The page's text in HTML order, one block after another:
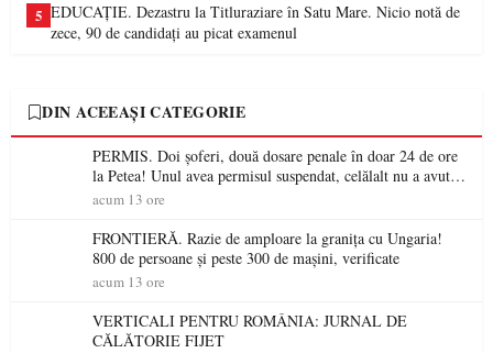
5 EDUCAȚIE. Dezastru la Titluraziare în Satu Mare. Nicio notă de
zece, 90 de candidați au picat examenul
DIN ACEEAȘI CATEGORIE
PERMIS. Doi șoferi, două dosare penale în doar 24 de ore
la Petea! Unul avea permisul suspendat, celălalt nu a avut
niciodată permis
acum 13 ore
FRONTIERĂ. Razie de amploare la granița cu Ungaria!
800 de persoane și peste 300 de mașini, verificate
acum 13 ore
VERTICALI PENTRU ROMÂNIA: JURNAL DE
CĂLĂTORIE FIJET